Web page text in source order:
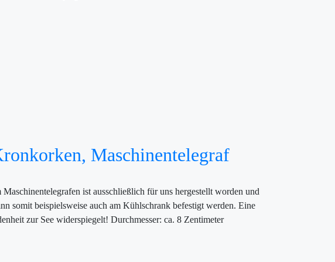
Maschinentelegraf
ist ausschließlich für uns hergestellt worden und
somit beispielsweise auch am Kühlschrank befestigt werden. Eine
zur See widerspiegelt! Durchmesser: ca. 8 Zentimeter